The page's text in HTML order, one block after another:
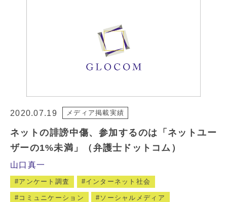
2020.07.19 メディア掲載実績
ネットの誹謗中傷、参加するのは「ネットユー
ザーの1%未満」（弁護士ドットコム）
山口真一
アンケート調査 インターネット社会
コミュニケーション ソーシャルメディア